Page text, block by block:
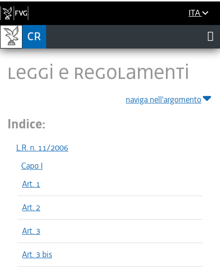
ITA
LEGGI E REGOLAMENTI
naviga nell'argomento
Indice:
L.R. n. 11/2006
Capo I
Art. 1
Art. 2
Art. 3
Art. 3 bis